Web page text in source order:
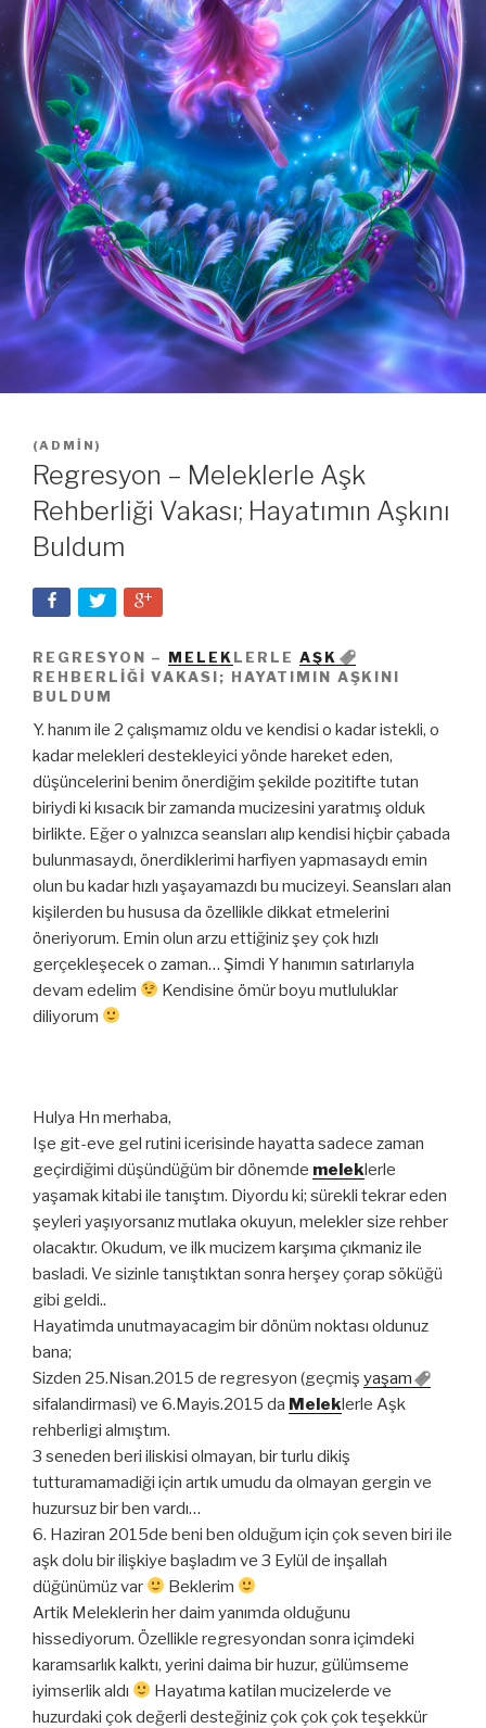
(ADMIN )
Regresyon – Meleklerle Aşk
Rehberliği Vakası; Hayatımın Aşkını
Buldum
REGRESYON – MELEK LERLE AŞK
REHBERLIĞI VAKASI; HAYATIMIN AŞKINI
BULDUM
Y. hanım ile 2 çalışmamız oldu ve kendisi o kadar istekli, o
kadar melekleri destekleyici yönde hareket eden,
düşüncelerini benim önerdiğim şekilde pozitifte tutan
biriydi ki kısacık bir zamanda mucizesini yaratmış olduk
birlikte. Eğer o yalnızca seansları alıp kendisi hiçbir çabada
bulunmasaydı, önerdiklerimi harfiyen yapmasaydı emin
olun bu kadar hızlı yaşayamazdı bu mucizeyi. Seansları alan
kişilerden bu hususa da özellikle dikkat etmelerini
öneriyorum. Emin olun arzu ettiğiniz şey çok hızlı
gerçekleşecek o zaman… Şimdi Y hanımın satırlarıyla
devam edelim
Kendisine ömür boyu mutluluklar
diliyorum
Hulya Hn merhaba,
Işe git-eve gel rutini icerisinde hayatta sadece zaman
geçirdiğimi düşündüğüm bir dönemde meleklerle
yaşamak kitabi ile tanıştım. Diyordu ki; sürekli tekrar eden
şeyleri yaşıyorsanız mutlaka okuyun, melekler size rehber
olacaktır. Okudum, ve ilk mucizem karşıma çıkmaniz ile
basladi. Ve sizinle tanıştıktan sonra herşey çorap söküğü
gibi geldi..
Hayatimda unutmayacagim bir dönüm noktası oldunuz
bana;
Sizden 25.Nisan.2015 de regresyon (geçmiş yaşam
sifalandirmasi) ve 6.Mayis.2015 da Meleklerle Aşk
rehberligi almıştım.
3 seneden beri iliskisi olmayan, bir turlu dikiş
tutturamamadiği için artık umudu da olmayan gergin ve
huzursuz bir ben vardı…
6. Haziran 2015de beni ben olduğum için çok seven biri ile
aşk dolu bir ilişkiye başladım ve 3 Eylül de inşallah
düğünümüz var
Beklerim
Artik Meleklerin her daim yanımda olduğunu
hissediyorum. Özellikle regresyondan sonra içimdeki
karamsarlık kalktı, yerini daima bir huzur, gülümseme
iyimserlik aldı
Hayatıma katilan mucizelerde ve
huzurdaki çok değerli desteğiniz çok çok çok teşekkür